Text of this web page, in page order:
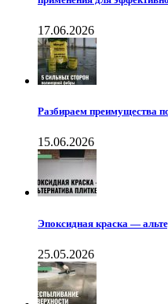
17.06.2026
Разбираем преимущества
15.06.2026
Эпоксидная краска —
25.05.2026